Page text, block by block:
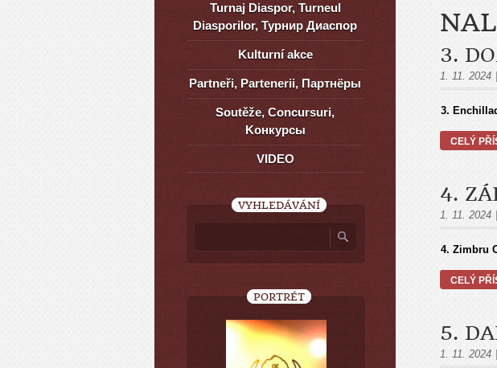
3.
1. 11. 2024
3.
CELÝ
4.
1. 11. 2024
4. Zimbru
CELÝ
5.
1. 11. 2024
Turnaj Diaspor, Turneul
Diasporilor, Турнир Диаспор
Kulturní akce
Partneři, Partenerii, Партнёры
Soutěže, Concursuri,
Kонкурсы
VIDEO
VYHLEDÁVÁNÍ
PORTRÉT